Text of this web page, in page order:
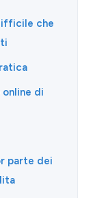
che
di
parte dei